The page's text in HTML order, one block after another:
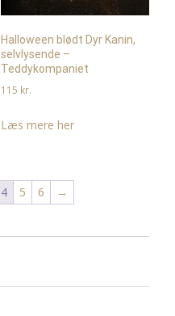
Halloween blødt Dyr Kanin,
selvlysende –
Teddykompaniet
115 kr.
Læs mere her
4 5 6 →